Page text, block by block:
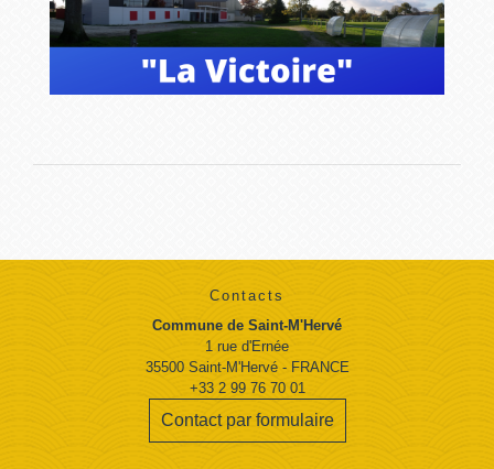
Contacts
Commune de Saint-M'Hervé
1 rue d'Ernée
35500 Saint-M'Hervé - FRANCE
+33 2 99 76 70 01
Contact par formulaire